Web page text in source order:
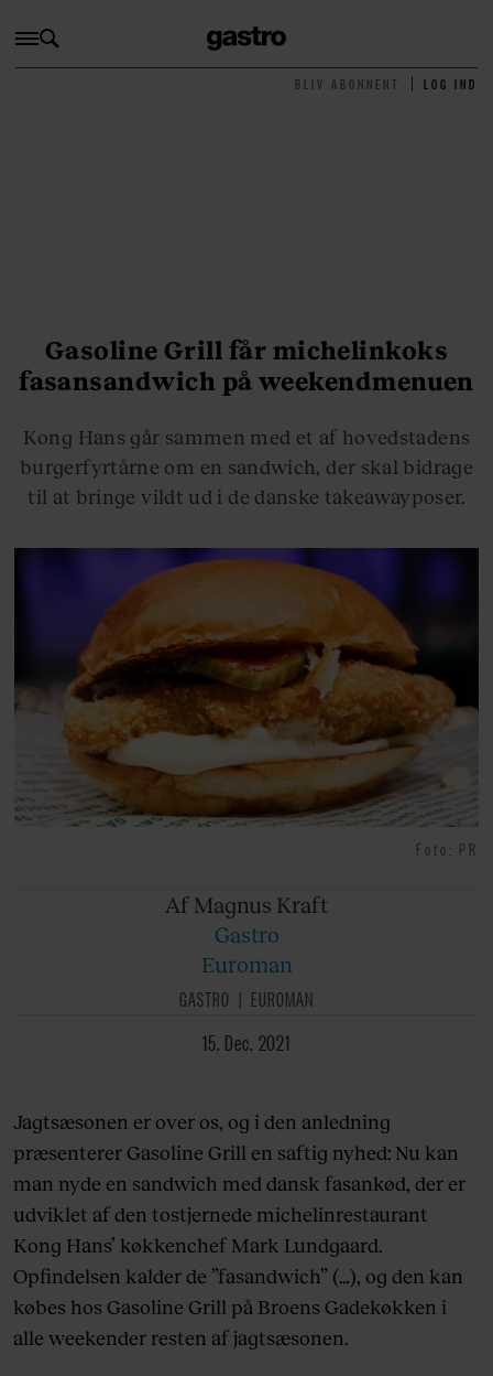
BLIV ABONNENT LOG IND
Gasoline Grill får michelinkoks
fasansandwich på weekendmenuen
Kong Hans går sammen med et af hovedstadens
burgerfyrtårne om en sandwich, der skal bidrage
til at bringe vildt ud i de danske takeawayposer.
Foto: PR
Af Magnus Kraft
Gastro
Euroman
GASTRO
EUROMAN
15. Dec. 2021
Jagtsæsonen er over os, og i den anledning
præsenterer Gasoline Grill en saftig nyhed: Nu kan
man nyde en sandwich med dansk fasankød, der er
udviklet af den tostjernede michelinrestaurant
Kong Hans’ køkkenchef Mark Lundgaard.
Opfindelsen kalder de ”fasandwich” (…), og den kan
købes hos Gasoline Grill på Broens Gadekøkken i
alle weekender resten af jagtsæsonen.